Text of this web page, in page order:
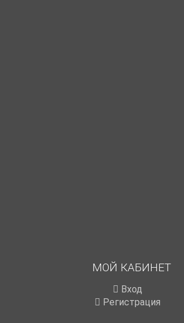
МОЙ КАБИНЕТ
Вход
Регистрация